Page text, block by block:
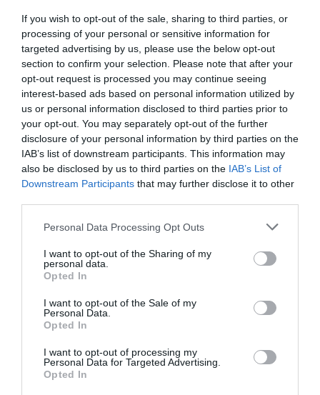
If you wish to opt-out of the sale, sharing to third parties, or
processing of your personal or sensitive information for
targeted advertising by us, please use the below opt-out
section to confirm your selection. Please note that after your
opt-out request is processed you may continue seeing
interest-based ads based on personal information utilized by
us or personal information disclosed to third parties prior to
your opt-out. You may separately opt-out of the further
disclosure of your personal information by third parties on the
IAB’s list of downstream participants. This information may
also be disclosed by us to third parties on the IAB’s List of
Downstream Participants that may further disclose it to other
Personal Data Processing Opt Outs
I want to opt-out of the Sharing of my
personal data.
Opted In
I want to opt-out of the Sale of my
Personal Data.
Opted In
I want to opt-out of processing my
Personal Data for Targeted Advertising.
Opted In